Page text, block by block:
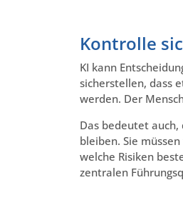
Kontrolle
KI kann
sicherstellen, dass
werden. Der
Das bedeutet auch,
bleiben. Sie
welche Risiken
zentralen